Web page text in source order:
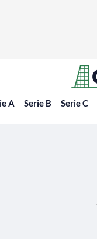
A Serie B Serie C